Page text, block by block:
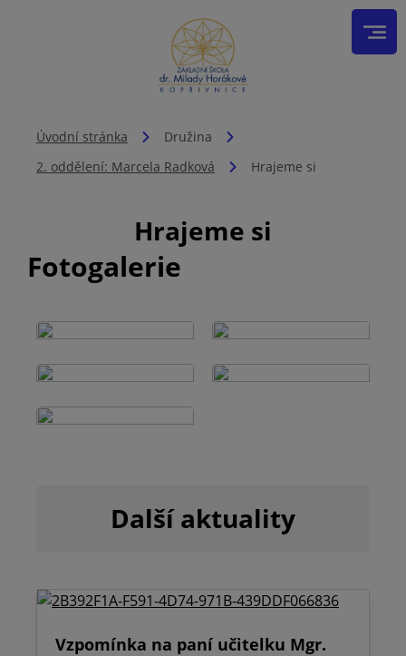
Úvodní stránka
Družina
2. oddělení: Marcela Radková
Hrajeme si
Hrajeme si
Fotogalerie
Další aktuality
Vzpomínka na paní učitelku Mgr.